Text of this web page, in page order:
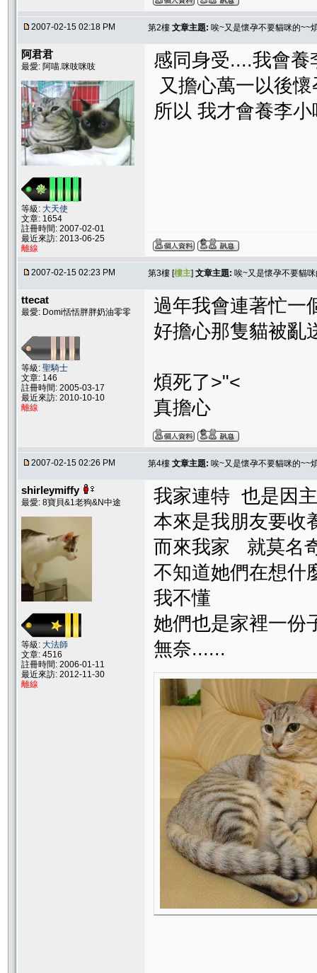
2007-02-15 02:18 PM 第2樓 文章主題: 唉~又是懷孕不要貓咪的~~
阿君君
最愛: 阿喵.咪吱咪吱
等級: 大天使
文章: 1654
註冊時間: 2007-02-01
最近來訪: 2013-06-25
離線
感同身受....我會
又擔心萬一以後
所以 我才會養李
2007-02-15 02:23 PM 第3樓 [樓主] 文章主題: 唉~又是懷孕不要貓
ttecat
最愛: Domi恬恬胖胖奶油零零
等級: 聖騎士
文章: 146
註冊時間: 2005-03-17
最近來訪: 2010-10-10
離線
過年我會連著忙一
好擔心那隻貓被亂
煩死了>"<
真擔心
2007-02-15 02:26 PM 第4樓 文章主題: 唉~又是懷孕不要貓咪的~~
shirleymiffy
最愛: 8寶貝&1老狗&N中途
等級: 大法師
文章: 4516
註冊時間: 2006-01-11
最近來訪: 2012-11-30
離線
我家連特 也是因
本來是我朋友要
而來我家 就莫名
不知道她們在想什
我不懂
她們也是家裡一份
無奈......